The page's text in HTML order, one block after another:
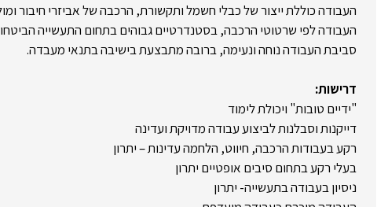
העבודה כוללת ייצור של כבלי חשמל ותקשורת, הרכבה של אביזרי חיבור
העבודה לפי שרטוטי הרכבה, בסטנדרטיים גבוהים בתחום התעשייה
סביבת העבודה נוחה ונעימה, ברובה מתבצעת בישיבה בתנאי מעבדה.
דרישות:
"ידיים טובות" ויכולת לימוד
דייקנות וסבלנות לביצוע עבודה מדויקת ועדינה
רקע בעבודות הרכבה, חיווט, הלחמה עדינות – יתרון
בעלי רקע בתחום סיבים אופטיים יתרון
ניסיון בעבודה בתעשייה- יתרון